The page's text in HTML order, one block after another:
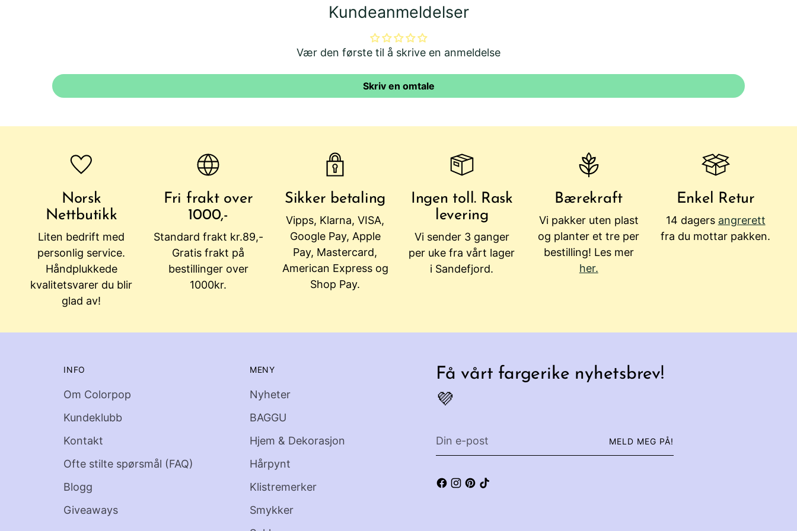
Kundeanmeldelser
Vær den første til å skrive en anmeldelse
Skriv en omtale
Norsk
Nettbutikk
Liten bedrift med
personlig service.
Håndplukkede
kvalitetsvarer du blir
glad av!
Fri frakt over
1000,-
Standard frakt kr.89,-
Gratis frakt på
bestillinger over
1000kr.
Sikker betaling
Vipps, Klarna, VISA,
Google Pay, Apple
Pay, Mastercard,
American Express og
Shop Pay.
Ingen toll. Rask
levering
Vi sender 3 ganger
per uke fra vårt lager
i Sandefjord.
Bærekraft
Vi pakker uten plast
og planter et tre per
bestilling! Les mer
her.
Enkel Retur
14 dagers angrerett
fra du mottar pakken.
INFO
Om Colorpop
Kundeklubb
Kontakt
Ofte stilte spørsmål (FAQ)
Blogg
Giveaways
MENY
Nyheter
BAGGU
Hjem & Dekorasjon
Hårpynt
Klistremerker
Smykker
Få vårt fargerike nyhetsbrev!
💜
Din
MELD MEG PÅ!